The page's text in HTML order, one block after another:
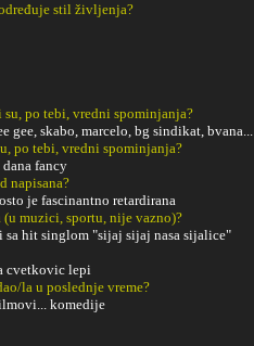
stil življenja?
po tebi, vredni spominjanja?
gee, skabo, marcelo, bg sindikat, bvana...
po tebi, vredni spominjanja?
fancy
napisana?
je fascinantno retardirana
muzici, sportu, nije vazno)?
sa hit singlom "sijaj sijaj nasa sijalice"
cvetkovic lepi
la u poslednje vreme?
komedije